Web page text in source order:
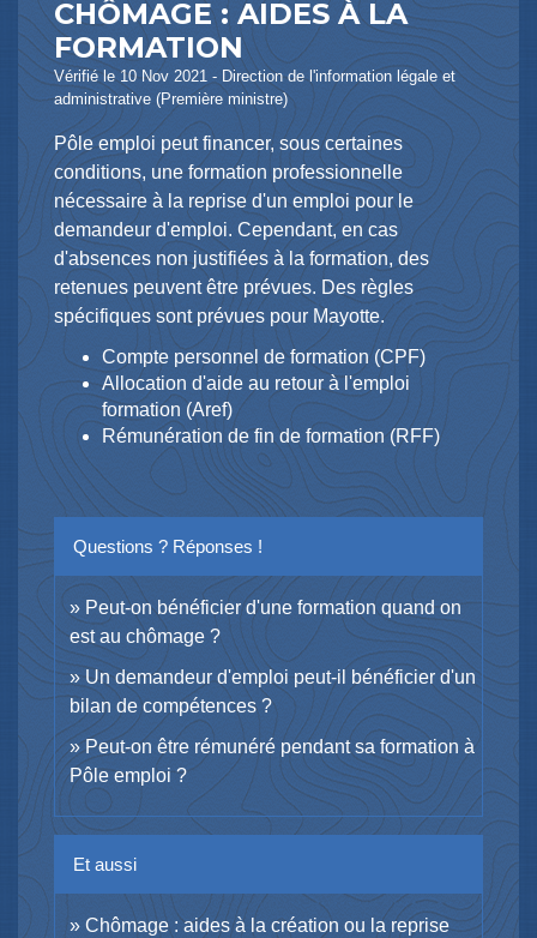
CHÔMAGE : AIDES À LA
FORMATION
Vérifié le 10 Nov 2021 - Direction de l'information légale et
administrative (Première ministre)
Pôle emploi peut financer, sous certaines
conditions, une formation professionnelle
nécessaire à la reprise d'un emploi pour le
demandeur d'emploi. Cependant, en cas
d'absences non justifiées à la formation, des
retenues peuvent être prévues. Des règles
spécifiques sont prévues pour Mayotte.
Compte personnel de formation (CPF)
Allocation d'aide au retour à l'emploi
formation (Aref)
Rémunération de fin de formation (RFF)
Questions ? Réponses !
Peut-on bénéficier d'une formation quand on
est au chômage ?
Un demandeur d'emploi peut-il bénéficier d'un
bilan de compétences ?
Peut-on être rémunéré pendant sa formation à
Pôle emploi ?
Et aussi
Chômage : aides à la création ou la reprise